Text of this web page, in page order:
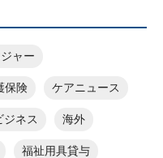
ャー
保険 ケアニュース
ジネス 海外
福祉用具貸与